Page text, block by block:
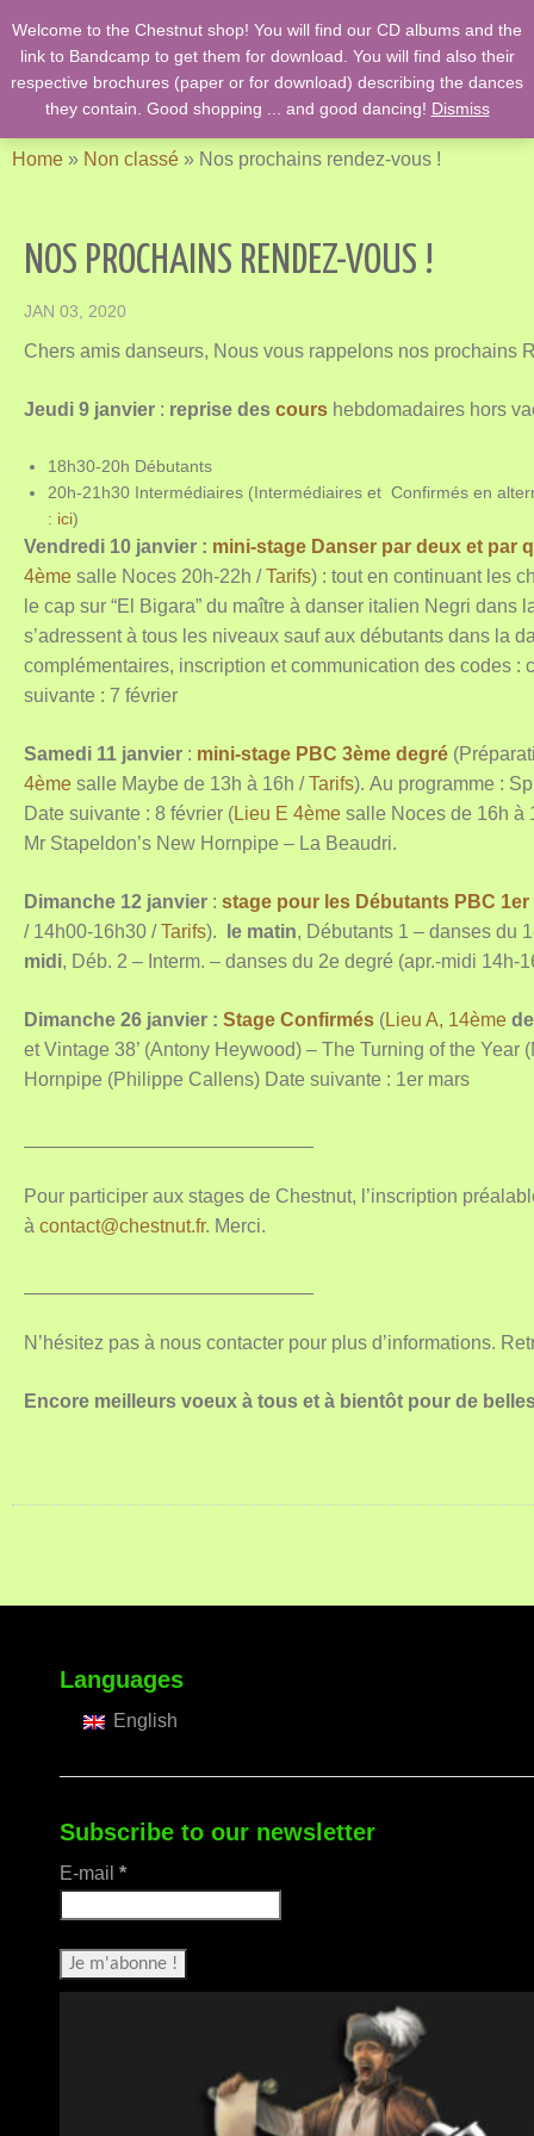
English Country Dancing & Danses anciennes de l'époque des
Stuarts …. et des romans de Jane Austen !
Home » Non classé » Nos prochains rendez-vous !
NOS PROCHAINS RENDEZ-VOUS !
JAN 03, 2020
Chers amis danseurs, Nous vous rappelons nos prochains
Jeudi 9 janvier : reprise des cours hebdomadaires hors
18h30-20h Débutants
20h-21h30 Intermédiaires (Intermédiaires et Confirmés en
: ici)
Vendredi 10 janvier : mini-stage Danser par deux et par
4ème salle Noces 20h-22h /Tarifs) : tout en continuant les
le cap sur “El Bigara” du maître à danser italien Negri
s’adressent à tous les niveaux sauf aux débutants dans la
complémentaires, inscription et communication des codes :
suivante : 7 février
Samedi 11 janvier : mini-stage PBC 3ème degré
4ème salle Maybe de 13h à 16h /Tarifs). Au programme :
Date suivante : 8 février (Lieu E 4ème salle Noces de 16h à
Mr Stapeldon’s New Hornpipe – La Beaudri.
Dimanche 12 janvier : stage pour les Débutants PBC 1er
/ 14h00-16h30 /Tarifs). le matin, Débutants 1 – danses du
midi, Déb. 2 – Interm. – danses du 2e degré (apr.-midi 14h-
Dimanche 26 janvier : Stage Confirmés (Lieu A, 14ème
et Vintage 38’ (Antony Heywood) – The Turning of the Year
Hornpipe (Philippe Callens) Date suivante : 1er mars
Pour participer aux stages de Chestnut, l’inscription
à contact@chestnut.fr. Merci.
N’hésitez pas à nous contacter pour plus d’informations.
Encore meilleurs voeux à tous et à bientôt pour de
Languages
English
Subscribe to our newsletter
E-mail *
Welcome to the Chestnut shop! You will find our CD albums and the
link to Bandcamp to get them for download. You will find also their
respective brochures (paper or for download) describing the dances
they contain. Good shopping ... and good dancing! Dismiss